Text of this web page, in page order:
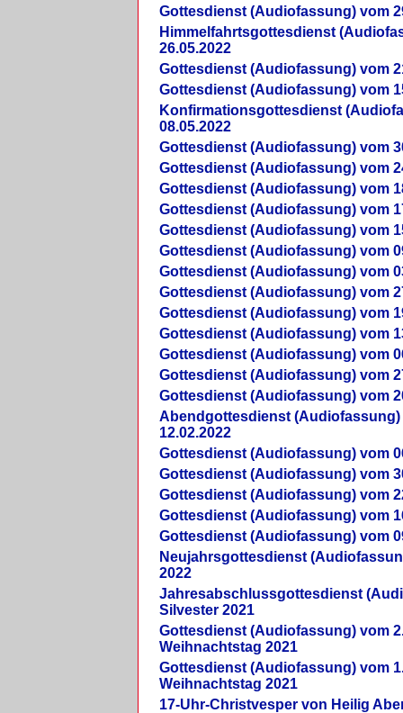
Gottesdienst (Audiofassung) vom
Himmelfahrtsgottesdienst
26.05.2022
Gottesdienst (Audiofassung) vom
Gottesdienst (Audiofassung) vom
Konfirmationsgottesdienst
08.05.2022
Gottesdienst (Audiofassung) vom
Gottesdienst (Audiofassung) vom
Gottesdienst (Audiofassung) vom
Gottesdienst (Audiofassung) vom
Gottesdienst (Audiofassung) vom
Gottesdienst (Audiofassung) vom
Gottesdienst (Audiofassung) vom
Gottesdienst (Audiofassung) vom
Gottesdienst (Audiofassung) vom
Gottesdienst (Audiofassung) vom
Gottesdienst (Audiofassung) vom
Gottesdienst (Audiofassung) vom
Gottesdienst (Audiofassung) vom
Abendgottesdienst (Audiofassung)
12.02.2022
Gottesdienst (Audiofassung) vom
Gottesdienst (Audiofassung) vom
Gottesdienst (Audiofassung) vom
Gottesdienst (Audiofassung) vom
Gottesdienst (Audiofassung) vom
Neujahrsgottesdienst
2022
Jahresabschlussgottesdienst
Silvester 2021
Gottesdienst (Audiofassung) vom
Weihnachtstag 2021
Gottesdienst (Audiofassung) vom
Weihnachtstag 2021
17-Uhr-Christvesper von Heilig